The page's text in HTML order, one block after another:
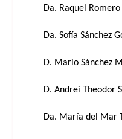
Da. Raquel
Da. Sofía Sánchez
D. Mario Sánchez
D. Andrei Theodor
Da. María del Mar